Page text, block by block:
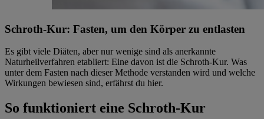
Schroth-Kur: Fasten, um den Körper zu entlasten
Es gibt viele Diäten, aber nur wenige sind als anerkannte
Naturheilverfahren etabliert: Eine davon ist die Schroth-Kur. Was
unter dem Fasten nach dieser Methode verstanden wird und welche
Wirkungen bewiesen sind, erfährst du hier.
So funktioniert eine Schroth-Kur